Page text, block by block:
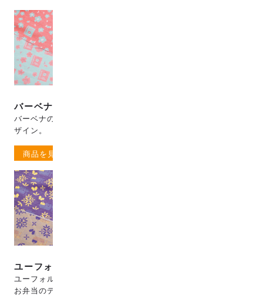
バーベナの花
バーベナの花とアリと本のデ
ザイン。
商品を見る
ユーフォルビアの花
ユーフォルビアの花と蝶々と
お弁当のデザイン。